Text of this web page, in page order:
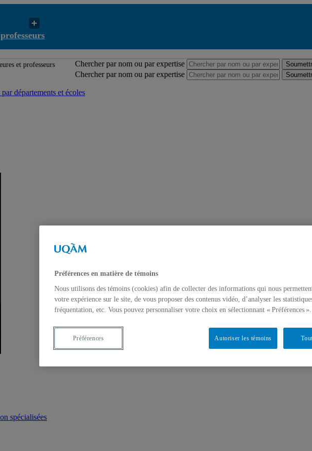
et professeurs
Chercher par nom ou par expertise
Chercher par nom ou par expertise
départements et écoles
spécialisées
Préférences en matière de témoins
Nous utilisons des témoins (cookies) afin de collecter des informations qui nous
votre expérience sur le site, de vous proposer des contenus vidéo, d’analyser les
fréquentation, etc. Vous pouvez personnaliser votre choix en sélectionnant « Préférences ».
Autoriser les témoins
Préférences